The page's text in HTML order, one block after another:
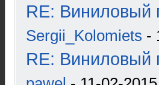
RE: Виниловый
Sergii_Kolomiets -
RE: Виниловый